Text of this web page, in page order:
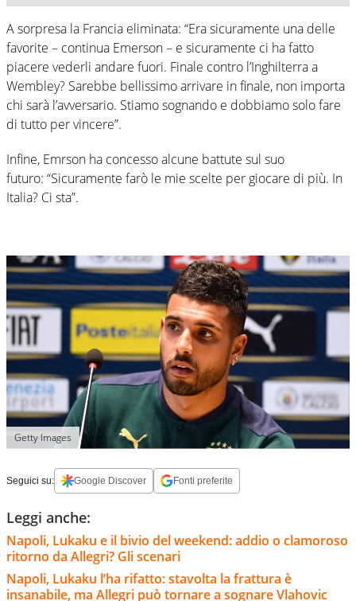
A sorpresa la Francia eliminata: “Era sicuramente una delle
favorite – continua Emerson – e sicuramente ci ha fatto
piacere vederli andare fuori. Finale contro l’Inghilterra a
Wembley? Sarebbe bellissimo arrivare in finale, non importa
chi sarà l’avversario. Stiamo sognando e dobbiamo solo fare
di tutto per vincere”.
Infine, Emrson ha concesso alcune battute sul suo
futuro: “Sicuramente farò le mie scelte per giocare di più. In
Italia? Ci sta”.
Getty Images
Seguici su: Google Discover Fonti preferite
Leggi anche:
Napoli, Lukaku e il bivio del weekend: addio o clamoroso
ritorno da Allegri? Gli scenari
Napoli, Lukaku l’ha rifatto: stavolta la frattura è
insanabile, ma Allegri può tornare a sognare Vlahovic